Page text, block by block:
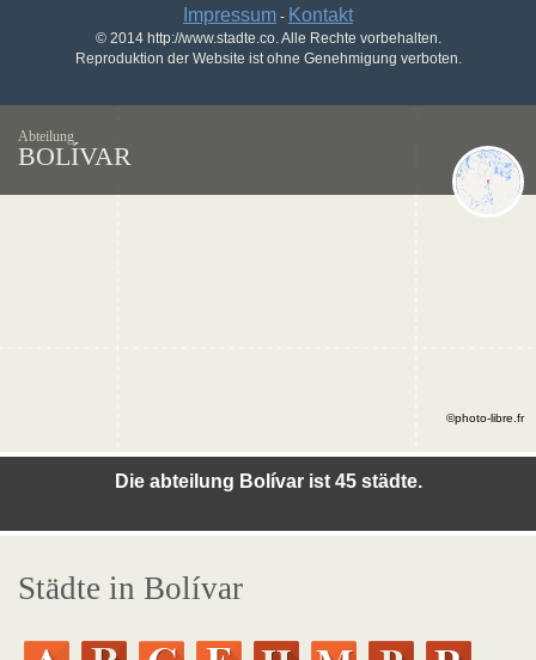
Impressum - Kontakt
© 2014 http://www.stadte.co. Alle Rechte vorbehalten.
Reproduktion der Website ist ohne Genehmigung verboten.
Abteilung
BOLÍVAR
Die abteilung Bolívar ist 45 städte.
©photo-libre.fr
Städte in Bolívar